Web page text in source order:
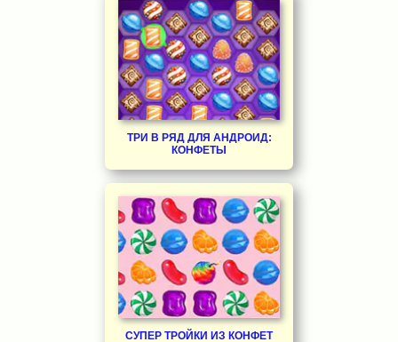
ТРИ В РЯД ДЛЯ АНДРОИД:
КОНФЕТЫ
СУПЕР ТРОЙКИ ИЗ КОНФЕТ